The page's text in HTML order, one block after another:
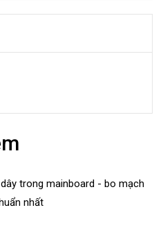
trong mainboard - bo mạch
nhất